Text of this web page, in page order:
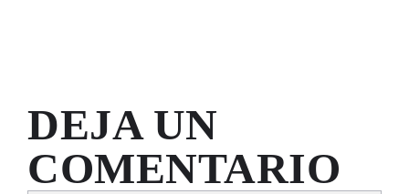
DEJA UN
COMENTARIO